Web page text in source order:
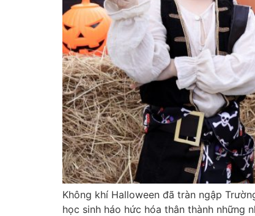
Không khí Halloween đã tràn ngập
học sinh háo hức hóa thân thành những